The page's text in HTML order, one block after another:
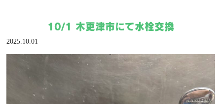
10/1 木更津市にて水栓交換
2025.10.01